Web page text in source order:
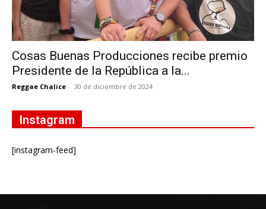
Cosas Buenas Producciones recibe premio
Presidente de la República a la...
Reggae Chalice - 30 de diciembre de 2024
Instagram
[instagram-feed]